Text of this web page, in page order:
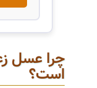
چرا عسل
است؟